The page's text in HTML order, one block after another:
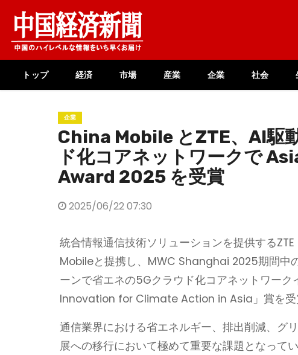
content
トップ 経済 市場 産業 企業 社会
企業
China Mobile とZTE、AI駆
ド化コアネットワークで
Award 2025 を受賞
2025/06/22 07:30
統合情報通信技術ソリューションを提供する
Mobileと提携し、MWC Shanghai 2025期間中
ーンで省エネの5Gクラウド化コアネットワー
Innovation for Climate Action in Asia」賞を受
通信業界における省エネルギー、排出削減、グ
展への移行において極めて重要な課題となってい